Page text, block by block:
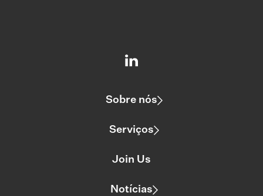
Sobre nós
Serviços
Join Us
Notícias